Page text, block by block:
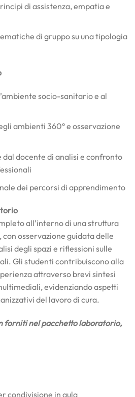
di assistenza, empatia e
di gruppo su una tipologia
socio-sanitario e al
ambienti 360° e osservazione
dal docente di analisi e confronto
dei percorsi di apprendimento
all’interno di una struttura
osservazione guidata delle
degli spazi e riflessioni sulle
Gli studenti contribuiscono alla
attraverso brevi sintesi
evidenziando aspetti
del lavoro di cura.
forniti nel pacchetto laboratorio,
condivisione in aula